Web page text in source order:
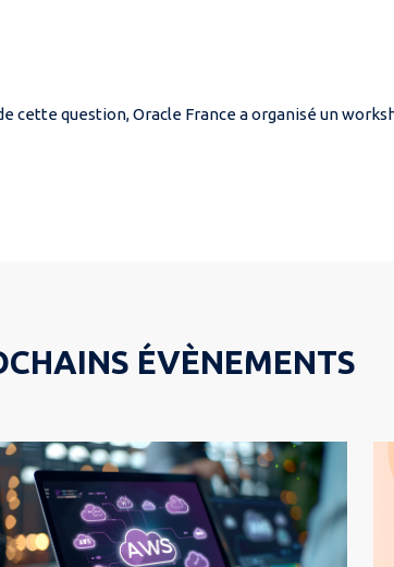
cette question, Oracle France a organisé un
ÉVÈNEMENTS